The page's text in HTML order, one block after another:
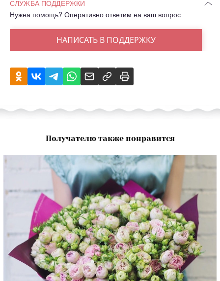
СЛУЖБА ПОДДЕРЖКИ
Нужна помощь? Оперативно ответим на ваш вопрос
НАПИСАТЬ В ПОДДЕРЖКУ
Получателю также понравится